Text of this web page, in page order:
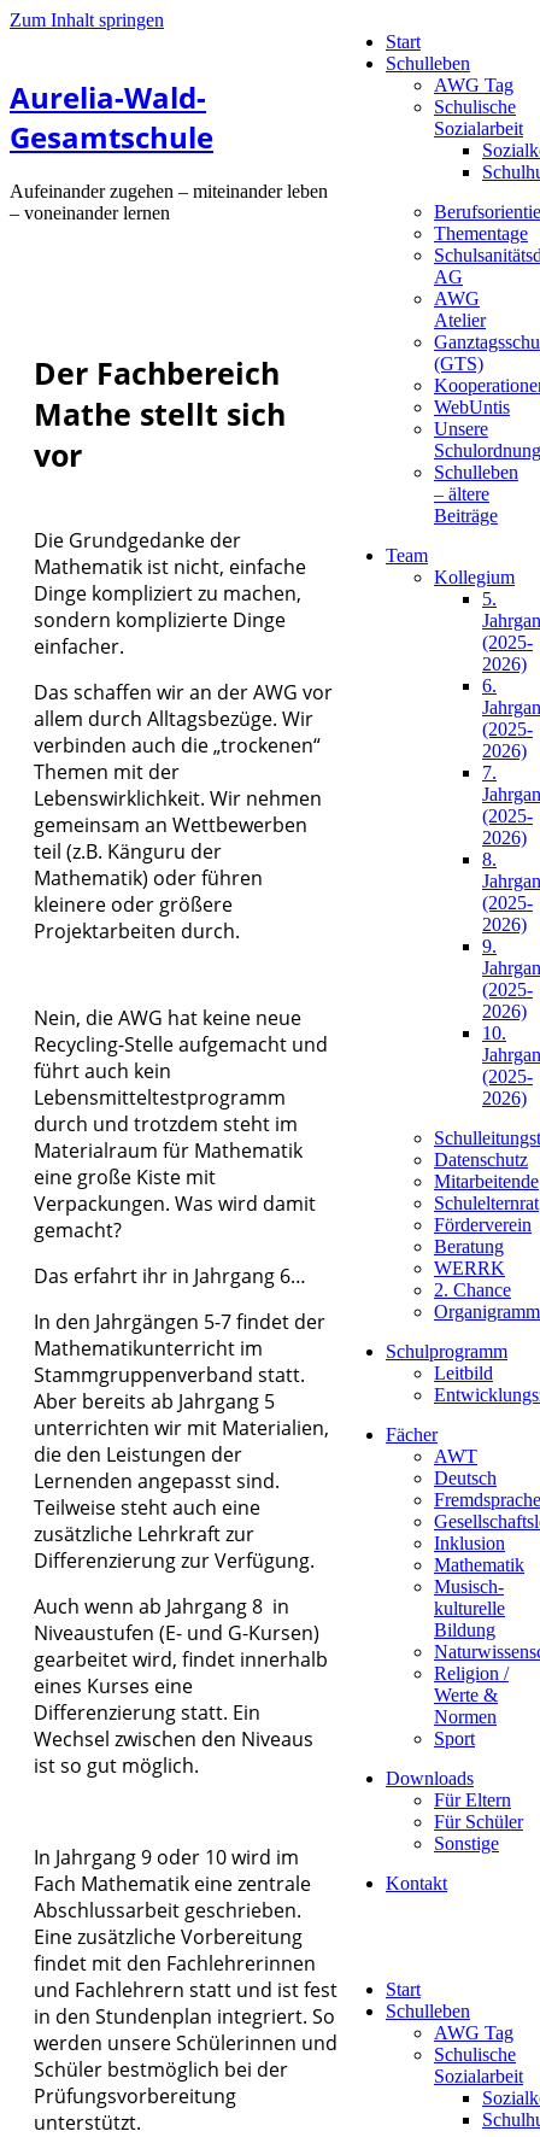
Zum Inhalt springen
Start
Schulleben
AWG Tag
Schulische
Sozialarbeit
Thementage
AG
AWG
Atelier
(GTS)
WebUntis
Unsere
Schulordnung
Schulleben
– ältere
Beiträge
Team
Kollegium
5.
(2025-
2026)
6.
(2025-
2026)
7.
(2025-
2026)
8.
(2025-
2026)
9.
(2025-
2026)
10.
(2025-
2026)
Datenschutz
Mitarbeitende
Schulelternrat
Förderverein
Beratung
WERRK
2. Chance
Organigramm
Schulprogramm
Leitbild
Fächer
AWT
Deutsch
Inklusion
Mathematik
Musisch-
kulturelle
Bildung
Religion /
Werte &
Normen
Sport
Downloads
Für Eltern
Für Schüler
Sonstige
Kontakt
Start
Schulleben
AWG Tag
Schulische
Sozialarbeit
Aurelia-Wald-
Gesamtschule
Aufeinander zugehen – miteinander leben
– voneinander lernen
Der Fachbereich
Mathe stellt sich
vor
Die Grundgedanke der
Mathematik ist nicht, einfache
Dinge kompliziert zu machen,
sondern komplizierte Dinge
einfacher.
Das schaffen wir an der AWG vor
allem durch Alltagsbezüge. Wir
verbinden auch die „trockenen“
Themen mit der
Lebenswirklichkeit. Wir nehmen
gemeinsam an Wettbewerben
teil (z.B. Känguru der
Mathematik) oder führen
kleinere oder größere
Projektarbeiten durch.
Nein, die AWG hat keine neue
Recycling-Stelle aufgemacht und
führt auch kein
Lebensmitteltestprogramm
durch und trotzdem steht im
Materialraum für Mathematik
eine große Kiste mit
Verpackungen. Was wird damit
gemacht?
Das erfahrt ihr in Jahrgang 6…
In den Jahrgängen 5-7 findet der
Mathematikunterricht im
Stammgruppenverband statt.
Aber bereits ab Jahrgang 5
unterrichten wir mit Materialien,
die den Leistungen der
Lernenden angepasst sind.
Teilweise steht auch eine
zusätzliche Lehrkraft zur
Differenzierung zur Verfügung.
Auch wenn ab Jahrgang 8 in
Niveaustufen (E- und G-Kursen)
gearbeitet wird, findet innerhalb
eines Kurses eine
Differenzierung statt. Ein
Wechsel zwischen den Niveaus
ist so gut möglich.
In Jahrgang 9 oder 10 wird im
Fach Mathematik eine zentrale
Abschlussarbeit geschrieben.
Eine zusätzliche Vorbereitung
findet mit den Fachlehrerinnen
und Fachlehrern statt und ist fest
in den Stundenplan integriert. So
werden unsere Schülerinnen und
Schüler bestmöglich bei der
Prüfungsvorbereitung
unterstützt.